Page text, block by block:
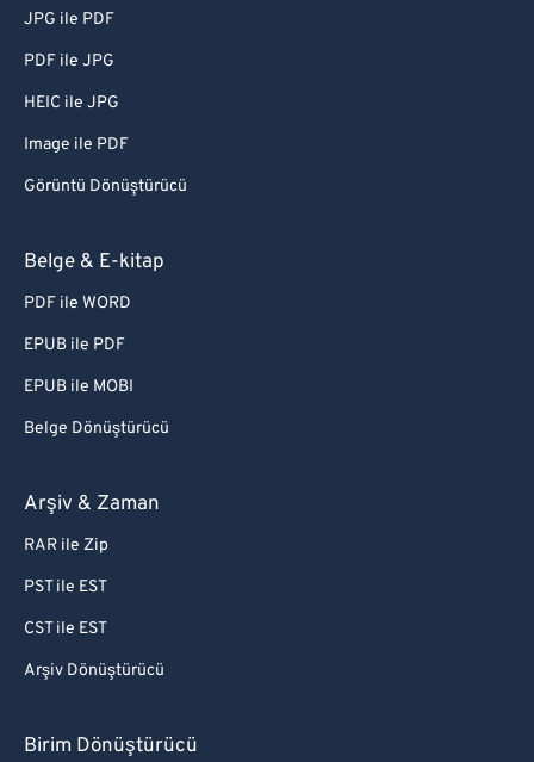
JPG ile PDF
PDF ile JPG
HEIC ile JPG
Image ile PDF
Görüntü Dönüştürücü
Belge & E-kitap
PDF ile WORD
EPUB ile PDF
EPUB ile MOBI
Belge Dönüştürücü
Arşiv & Zaman
RAR ile Zip
PST ile EST
CST ile EST
Arşiv Dönüştürücü
Birim Dönüştürücü